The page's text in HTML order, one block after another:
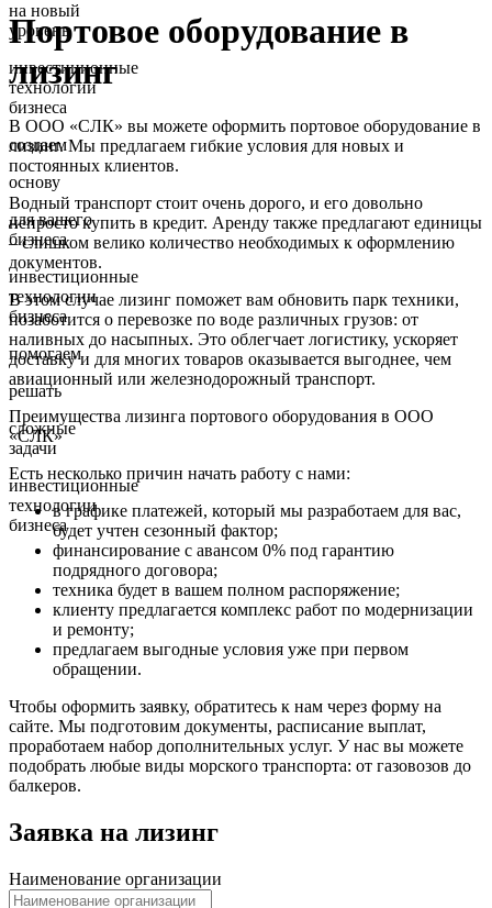
на новый
уровень
инвестиционные
технологии
бизнеса
создаем
основу
для вашего
бизнеса
инвестиционные
технологии
бизнеса
помогаем
решать
сложные
задачи
инвестиционные
технологии
бизнеса
Портовое оборудование в
лизинг
В ООО «СЛК» вы можете оформить портовое оборудование в
лизинг. Мы предлагаем гибкие условия для новых и
постоянных клиентов.
Водный транспорт стоит очень дорого, и его довольно
непросто купить в кредит. Аренду также предлагают единицы
– слишком велико количество необходимых к оформлению
документов.
В этом случае лизинг поможет вам обновить парк техники,
позаботится о перевозке по воде различных грузов: от
наливных до насыпных. Это облегчает логистику, ускоряет
доставку и для многих товаров оказывается выгоднее, чем
авиационный или железнодорожный транспорт.
Преимущества лизинга портового оборудования в ООО
«СЛК»
Есть несколько причин начать работу с нами:
в графике платежей, который мы разработаем для вас,
будет учтен сезонный фактор;
финансирование с авансом 0% под гарантию
подрядного договора;
техника будет в вашем полном распоряжение;
клиенту предлагается комплекс работ по модернизации
и ремонту;
предлагаем выгодные условия уже при первом
обращении.
Чтобы оформить заявку, обратитесь к нам через форму на
сайте. Мы подготовим документы, расписание выплат,
проработаем набор дополнительных услуг. У нас вы можете
подобрать любые виды морского транспорта: от газовозов до
балкеров.
Заявка на лизинг
Наименование организации